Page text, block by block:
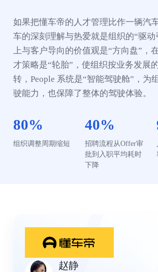
如果把懂车帝的人才管理比作一辆汽
车的深刻理解与热爱就是组织的“驱动
上与客户导向的价值观是“方向盘”，
才策略是“轮胎”，使组织按业务发展
转，People 系统是“智能驾驶舱”，为
驶能力，也保障了整体的驾驶体验。
80%
组织调整周期缩短
40%
招聘流程从Offer审
批到入职平均耗时
下降
赵静